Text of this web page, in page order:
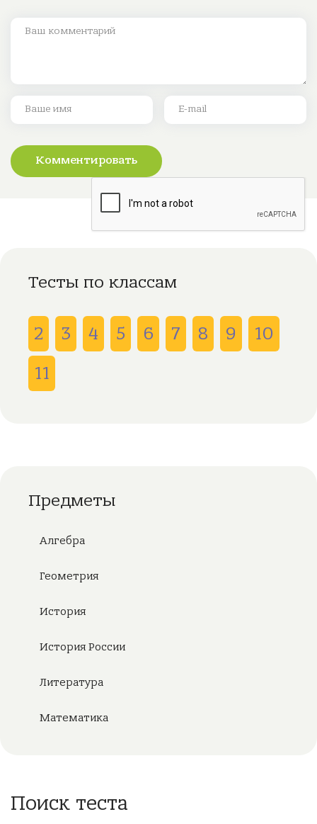
Комментировать
Тесты по классам
2 3 4 5 6 7 8 9
10
11
Предметы
Алгебра
Геометрия
История
История России
Литература
Математика
Поиск теста